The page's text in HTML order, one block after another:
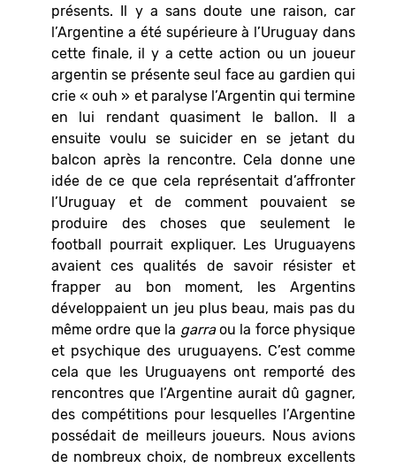
présents. Il y a sans doute une raison, car
l’Argentine a été supérieure à l’Uruguay dans
cette finale, il y a cette action ou un joueur
argentin se présente seul face au gardien qui
crie « ouh » et paralyse l’Argentin qui termine
en lui rendant quasiment le ballon. Il a
ensuite voulu se suicider en se jetant du
balcon après la rencontre. Cela donne une
idée de ce que cela représentait d’affronter
l’Uruguay et de comment pouvaient se
produire des choses que seulement le
football pourrait expliquer. Les Uruguayens
avaient ces qualités de savoir résister et
frapper au bon moment, les Argentins
développaient un jeu plus beau, mais pas du
même ordre que la garraou la force physique
et psychique des uruguayens. C’est comme
cela que les Uruguayens ont remporté des
rencontres que l’Argentine aurait dû gagner,
des compétitions pour lesquelles l’Argentine
possédait de meilleurs joueurs. Nous avions
de nombreux choix, de nombreux excellents